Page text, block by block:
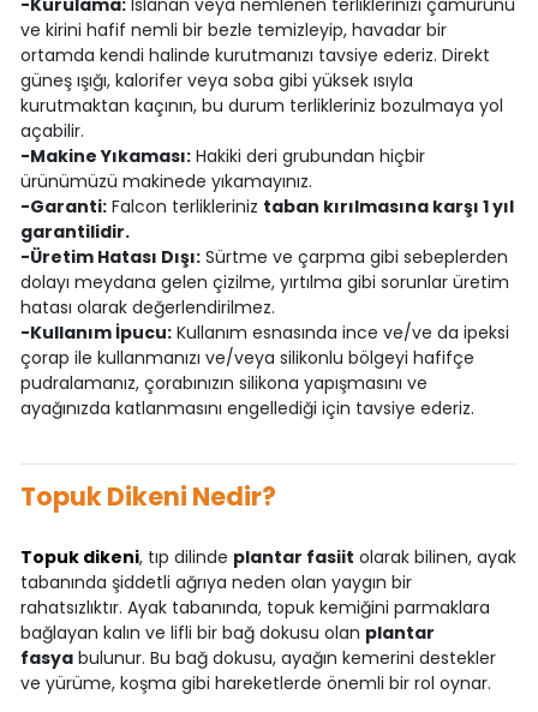
-Kurulama:Islanan veya nemlenen terliklerinizi çamurunu
ve kirini hafif nemli bir bezle temizleyip, havadar bir
ortamda kendi halinde kurutmanızı tavsiye ederiz. Direkt
güneş ışığı, kalorifer veya soba gibi yüksek ısıyla
kurutmaktan kaçının, bu durum terlikleriniz bozulmaya yol
açabilir.
-Makine Yıkaması:Hakiki deri grubundan hiçbir
ürünümüzü makinede yıkamayınız.
-Garanti:Falcon terlikleriniz taban kırılmasına karşı 1 yıl
garantilidir.
-Üretim Hatası Dışı:Sürtme ve çarpma gibi sebeplerden
dolayı meydana gelen çizilme, yırtılma gibi sorunlar üretim
hatası olarak değerlendirilmez.
-Kullanım İpucu:Kullanım esnasında ince ve/ve da ipeksi
çorap ile kullanmanızı ve/veya silikonlu bölgeyi hafifçe
pudralamanız, çorabınızın silikona yapışmasını ve
ayağınızda katlanmasını engellediği için tavsiye ederiz.
Topuk Dikeni Nedir?
Topuk dikeni, tıp dilinde plantar fasiit olarak bilinen, ayak
tabanında şiddetli ağrıya neden olan yaygın bir
rahatsızlıktır. Ayak tabanında, topuk kemiğini parmaklara
bağlayan kalın ve lifli bir bağ dokusu olan plantar
fasyabulunur. Bu bağ dokusu, ayağın kemerini destekler
ve yürüme, koşma gibi hareketlerde önemli bir rol oynar.